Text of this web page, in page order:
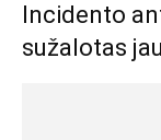
Incidento
sužalotas